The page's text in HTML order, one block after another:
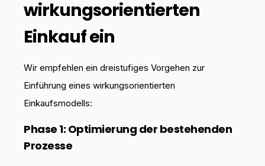
wirkungsorientierten
Einkauf ein
Wir empfehlen ein dreistufiges Vorgehen zur
Einführung eines wirkungsorientierten
Einkaufsmodells:
Phase 1: Optimierung der bestehenden
Prozesse